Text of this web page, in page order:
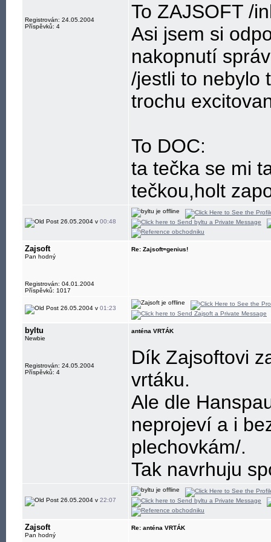
Registrován: 24.05.2004
Příspěvků: 4
To ZAJSOFT /
Asi jsem si
nakopnutí
/jestli to nebylo
trochu
To DOC:
ta tečka se mi
tečkou,holt
26.05.2004 v 00:48
Zajsoft
Pan hodný
Registrován: 04.01.2004
Příspěvků: 1017
Re: Zajsoft=genius!
26.05.2004 v 01:23
byltu
Newbie
Registrován: 24.05.2004
Příspěvků: 4
anténa VRTÁK
Dík Zajsoftovi
vrtáku.
Ale dle
neprojeví a i
plechovkám/.
Tak navrhuju
26.05.2004 v 22:07
Zajsoft
Pan hodný
Re: anténa VRTÁK